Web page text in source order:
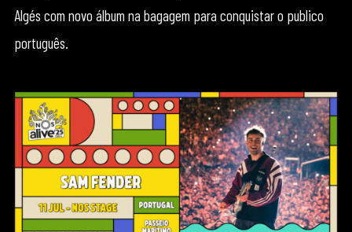
Algés com novo álbum na bagagem para conquistar o publico
português.